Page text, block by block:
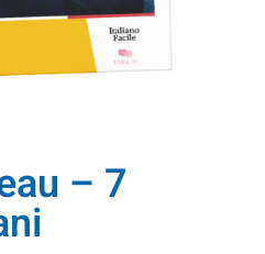
– 7